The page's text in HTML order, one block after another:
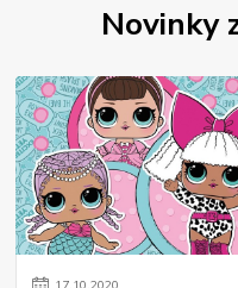
Novinky